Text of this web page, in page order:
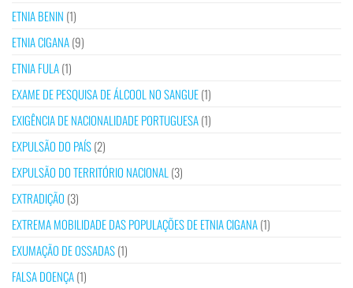
ETNIA BENIN (1)
ETNIA CIGANA(9)
ETNIA FULA(1)
EXAME DE PESQUISA DE ÁLCOOL NO SANGUE(1)
EXIGÊNCIA DE NACIONALIDADE PORTUGUESA(1)
EXPULSÃO DO PAÍS(2)
EXPULSÃO DO TERRITÓRIO NACIONAL (3)
EXTRADIÇÃO (3)
EXTREMA MOBILIDADE DAS POPULAÇÕES DE ETNIA CIGANA(1)
EXUMAÇÃO DE OSSADAS(1)
FALSA DOENÇA(1)